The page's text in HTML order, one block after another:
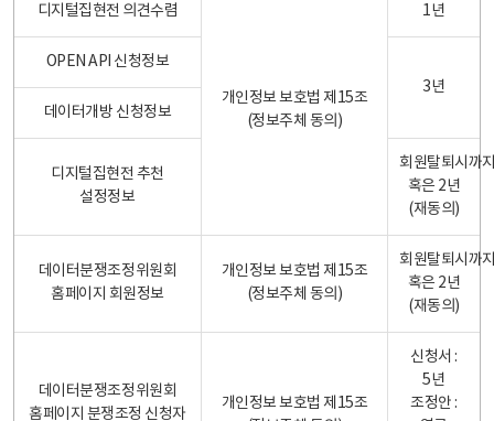
디지털집현전 의견수렴
개인정보 보호법 제15조
(정보주체 동의)
1년
OPEN API 신청정보
3년
데이터개방 신청정보
디지털집현전 추천
설정정보
회원탈퇴시까
혹은 2년
(재동의)
데이터분쟁조정위원회
홈페이지 회원정보
개인정보 보호법 제15조
(정보주체 동의)
회원탈퇴시까
혹은 2년
(재동의)
데이터분쟁조정위원회
홈페이지 분쟁조정 신청자
개인정보 보호법 제15조
신청서 :
5년
조정안 :